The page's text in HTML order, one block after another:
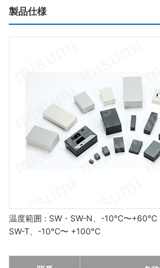
製品仕様
温度範囲 : SW・SW-N、-10℃〜+60℃
SW-T、-10℃〜 +100℃